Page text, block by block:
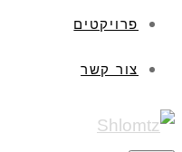
פרויקטים
צור קשר